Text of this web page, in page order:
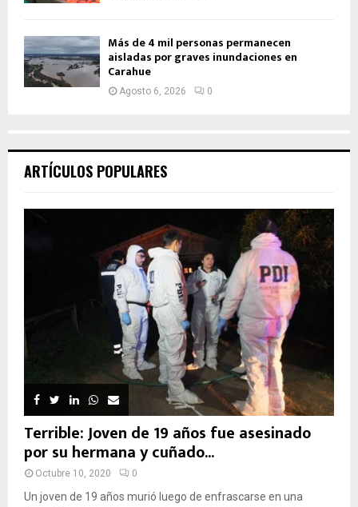
Más de 4 mil personas permanecen
aisladas por graves inundaciones en
Carahue
Agosto 6, 2026 0
ARTÍCULOS POPULARES
Terrible: Joven de 19 años fue asesinado
por su hermana y cuñado...
Octubre 10, 2020 0
Un joven de 19 años murió luego de enfrascarse en una